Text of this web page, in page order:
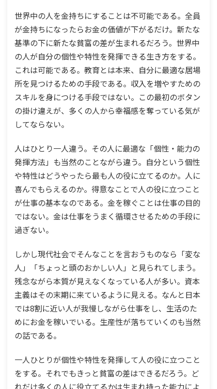
世界中の人を金持ちにすることは不可能である。全員
が金持ちになったらお金の価値が下がるだけ。新たな
基準の下に新たな貧富の差が生まれるだろう。世界中
の人が自分の個性や特性を発揮できる生き方をする。
これは可能である。教育とは本来、自分に最適な居場
所を見つけるための手段である。収入を増やすための
スキルを身につける手段ではない。この最初のボタン
の掛け違えが、多くの人から幸福感を奪っている気が
してならない。
人はひとり一人違う。その人に最適な「個性・能力の
発揮方法」も当然のことながら違う。自分という個性
や特性はどうやったら最も人の役に立てるのか。人に
喜んでもらえるのか。得意なことで人の役に立つこと
が仕事の基本なのである。金を稼ぐことは仕事の目的
ではない。金は仕事をうまく循環させるための手段に
過ぎない。
しかし現代社会でそんなことを言おうものなら「変な
人」「ちょっと頭のおかしい人」と見られてしまう。
残念ながら本質が見えなくなっている人が多い。資本
主義はその末期に来ているように見える。なんと日本
では8割に近い人が我慢しながら仕事をし、生活のた
めにお金を稼いでいる。生産性が落ちていくのも当然
の話である。
一人ひとりが個性や特性を発揮して人の役に立つこと
をする。それでもきっと貧富の差はできるだろう。ど
れだけ多くの人に役立てるかは生まれ持った能力によ